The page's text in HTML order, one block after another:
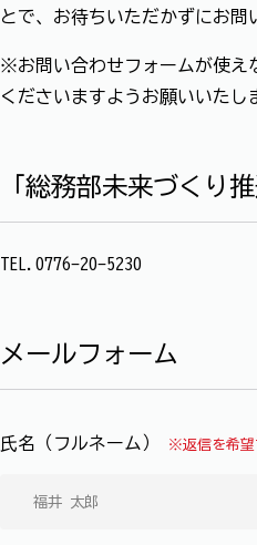
とで、お待ちいただかずにお問
※お問い合わせフォームが使え
くださいますようお願いいたし
「総務部未来づくり
TEL.0776-20-5230
メールフォーム
氏名（フルネーム） ※返信を希望